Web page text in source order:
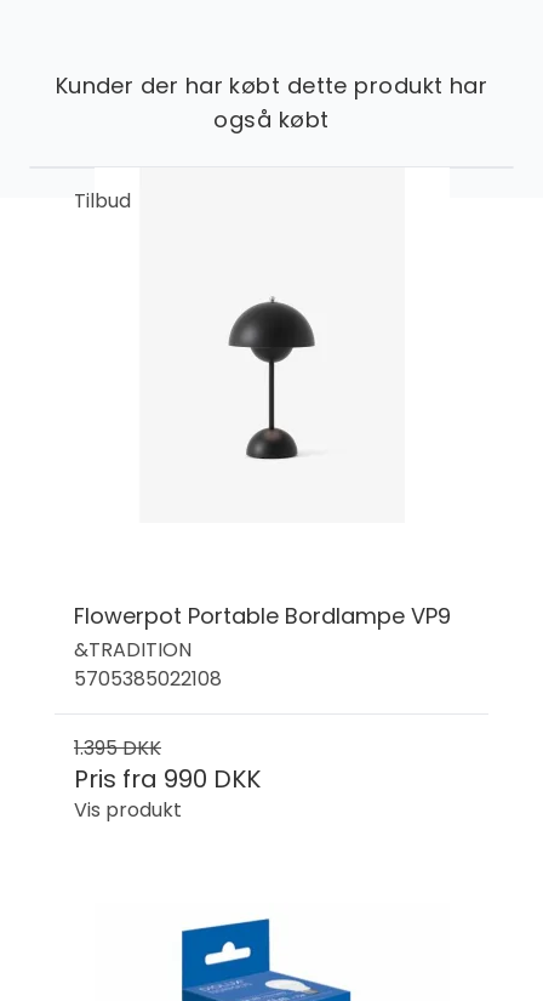
Kunder der har købt dette produkt har
også købt
Tilbud
Flowerpot Portable Bordlampe VP9
&TRADITION
5705385022108
1.395 DKK
Pris fra 990 DKK
Vis produkt